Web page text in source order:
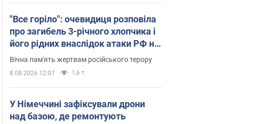
"Все горіло": очевидиця розповіла
про загибель 3-річного хлопчика і
його рідних внаслідок атаки РФ на
Київщину. Відео та фото
Вічна пам'ять жертвам російського терору
8.08.2026 12:07 1,6 т.
У Німеччині зафіксували дрони
над базою, де ремонтують